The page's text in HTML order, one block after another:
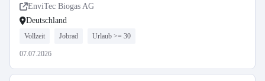
EnviTec Biogas AG
Deutschland
Vollzeit Jobrad Urlaub >= 30
07.07.2026